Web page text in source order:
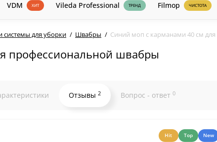
VDM ХИТ Vileda Professional ТРЕНД Filmop ЧИСТОТА
для уборки Швабры Синий моп с карманами 40 см
профессиональной швабры
Отзывы 2 Вопрос - ответ 0
Hit Top New